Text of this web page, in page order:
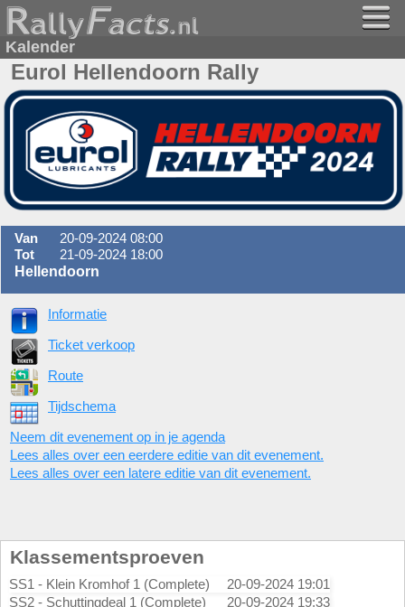
Kalender
Eurol Hellendoorn Rally
Van
20-09-2024 08:00
Tot
21-09-2024 18:00
Hellendoorn
Informatie
Ticket verkoop
Route
Tijdschema
Neem dit evenement op in je agenda
Lees alles over een eerdere editie van dit evenement.
Lees alles over een latere editie van dit evenement.
Klassementsproeven
SS1 - Klein Kromhof 1 (Complete)
20-09-2024 19:01
SS2 - Schuttingdeal 1 (Complete)
20-09-2024 19:33